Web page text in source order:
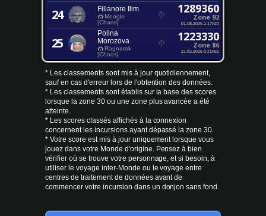
24 Filianore Ilim
Moogle
[Chaos]
1289360
Zone 92
01.08.2026 à 17h20
25
Polina
Morozova
Ragnarok
[Chaos]
1223330
Zone 86
21.02.2026 à 21h51
* Les classements sont mis à jour quotidiennement,
sauf en cas d'erreur lors de l'obtention des données.
* Les classements sont établis sur la base des scores
lorsque la zone 30 ou une zone plus avancée a été
atteinte.
* Les scores classés affichés à la connexion
concernent les incursions ayant dépassé la zone 30.
* Votre score est mis à jour uniquement lorsque vous
jouez dans votre Monde d'origine. Pensez à bien
vérifier où se trouve votre personnage, et si besoin, à
utiliser le voyage inter-Monde ou le voyage entre
centres de traitement de données avant de
commencer votre incursion dans un donjon sans fond.